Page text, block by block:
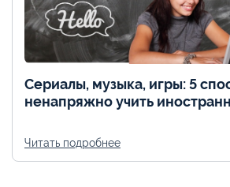
Сериалы, музыка, игры: 5
ненапряжно учить
Читать подробнее